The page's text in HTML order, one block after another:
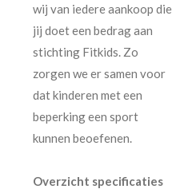
wij van iedere aankoop die
jij doet een bedrag aan
stichting Fitkids. Zo
zorgen we er samen voor
dat kinderen met een
beperking een sport
kunnen beoefenen.
Overzicht specificaties